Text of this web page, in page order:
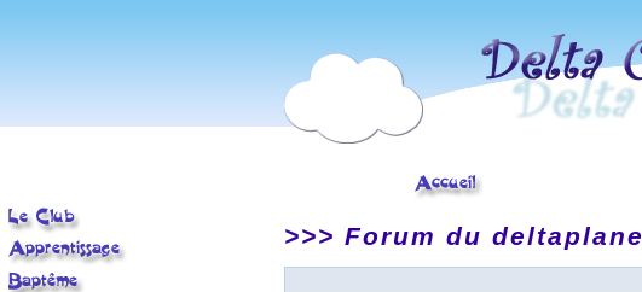
>>> Forum du deltaplane